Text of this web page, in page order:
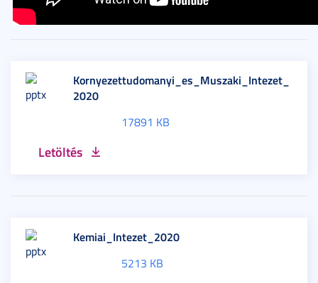
Kornyezettudomanyi_es_Muszaki_Intezet_
2020
17891 KB
Letöltés
Kemiai_Intezet_2020
5213 KB